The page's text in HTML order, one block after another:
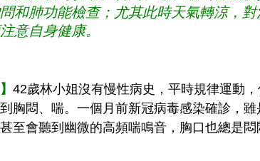
和肺功能檢查；尤其此時天氣轉涼，
意自身健康。
42歲林小姐沒有慢性病史，平時規律運動
胸悶、喘。一個月前新冠病毒感染確診，
至會聽到幽微的高頻喘鳴音，胸口也總是悶